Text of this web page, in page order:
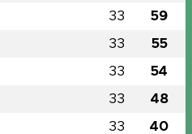
33 59
33 55
33 54
33 48
33 40